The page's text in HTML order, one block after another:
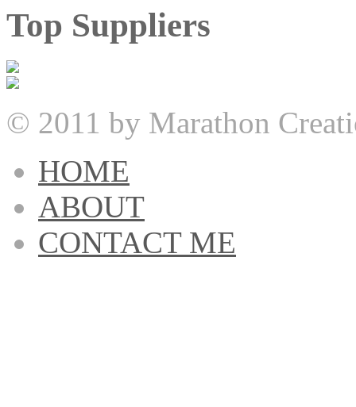
Top Suppliers
© 2011 by Marathon
HOME
ABOUT
CONTACT ME